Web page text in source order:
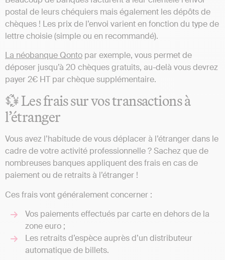
postal de leurs chéquiers mais également les dépôts de
chèques ! Les prix de l’envoi varient en fonction du type de
lettre choisie (simple ou en recommandé).
La néobanque Qonto par exemple, vous permet de
déposer jusqu’à 20 chèques gratuits, au-delà vous devrez
payer 2€ HT par chèque supplémentaire.
💱 Les frais sur vos transactions à
l’étranger
Vous avez l’habitude de vous déplacer à l’étranger dans le
cadre de votre activité professionnelle ? Sachez que de
nombreuses banques appliquent des frais en cas de
paiement ou de retraits à l’étranger !
Ces frais vont généralement concerner :
Vos paiements effectués par carte en dehors de la
zone euro ;
Les retraits d’espèce auprès d’un distributeur
automatique de billets.